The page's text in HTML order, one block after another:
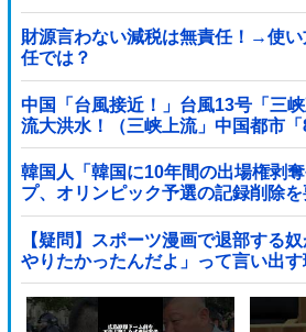
財源言わない減税は無責任！→使
任では？
中国「台風接近！」台風13号「三
流大洪水！（三峡上流」中国都市
峡ダム「緊急放流（決壊危機」中
声」→
韓国人「韓国に10年間の出場権剥
プ、オリンピック予選の記録削除
裁を海外メディアが報道！」
【疑問】スポーツ漫画で退部する
やりたかったんだよ」って言い出